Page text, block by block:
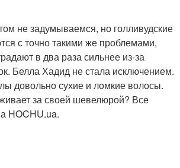
не задумываемся, но голливудские
с точно такими же проблемами,
в два раза сильнее из-за
Белла Хадид не стала исключением.
довольно сухие и ломкие волосы.
за своей шевелюрой? Все
HOCHU.ua.